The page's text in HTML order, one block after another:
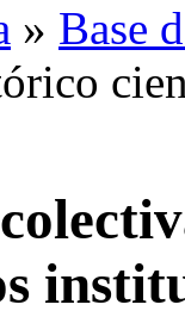
» Base